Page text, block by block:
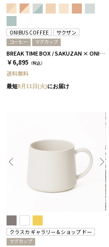
ONIBUS COFFEE サクザン
コーヒー マグカップ
BREAK TIME BOX / SAKUZAN × ONIBUS COFFEE アクアブルー
￥6,895 （税込）
送料無料
最短8月11日(火)にお届け
クラスカ ギャラリー＆ショップ ドー
マグカップ